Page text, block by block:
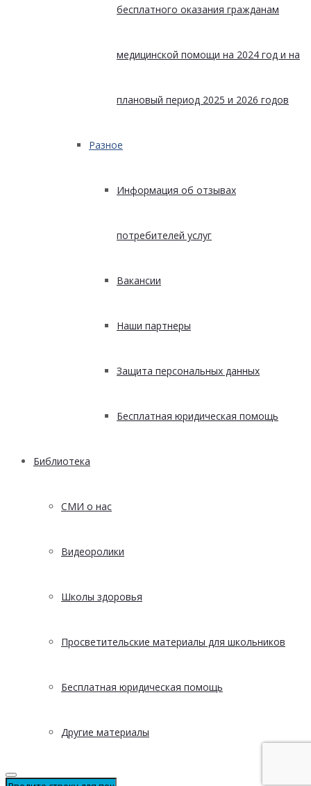
бесплатного оказания гражданам
медицинской помощи на 2024 год и на
плановый период 2025 и 2026 годов
Разное
Информация об отзывах
потребителей услуг
Вакансии
Наши партнеры
Защита персональных данных
Бесплатная юридическая помощь
Библиотека
СМИ о нас
Видеоролики
Школы здоровья
Просветительские материалы для школьников
Бесплатная юридическая помощь
Другие материалы